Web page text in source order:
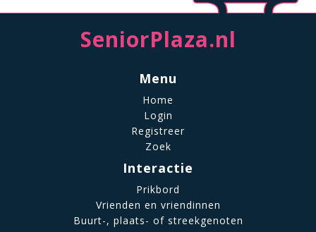
SeniorPlaza.nl
Menu
Home
Login
Registreer
Zoek
Interactie
Prikbord
Vrienden en vriendinnen
Buurt-, plaats- of streekgenoten